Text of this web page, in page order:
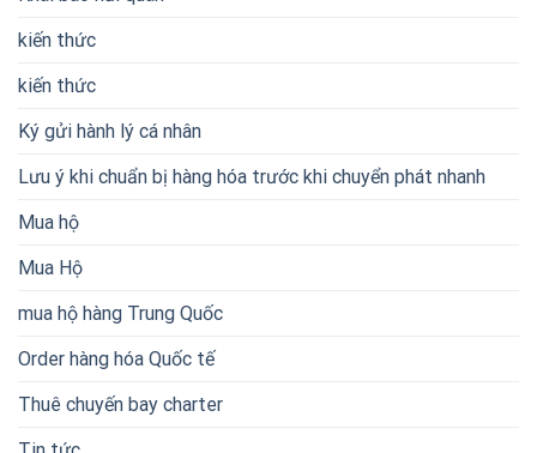
kiến thức
kiến thức
Ký gửi hành lý cá nhân
Lưu ý khi chuẩn bị hàng hóa trước khi chuyển phát nhanh
Mua hộ
Mua Hộ
mua hộ hàng Trung Quốc
Order hàng hóa Quốc tế
Thuê chuyến bay charter